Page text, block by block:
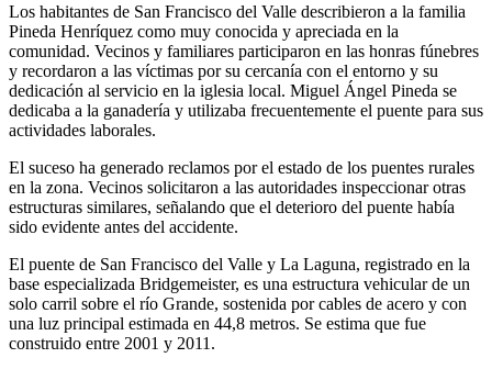
Los habitantes de San Francisco del Valle describieron a la familia
Pineda Henríquez como muy conocida y apreciada en la
comunidad. Vecinos y familiares participaron en las honras fúnebres
y recordaron a las víctimas por su cercanía con el entorno y su
dedicación al servicio en la iglesia local. Miguel Ángel Pineda se
dedicaba a la ganadería y utilizaba frecuentemente el puente para sus
actividades laborales.
El suceso ha generado reclamos por el estado de los puentes rurales
en la zona. Vecinos solicitaron a las autoridades inspeccionar otras
estructuras similares, señalando que el deterioro del puente había
sido evidente antes del accidente.
El puente de San Francisco del Valle y La Laguna, registrado en la
base especializada Bridgemeister, es una estructura vehicular de un
solo carril sobre el río Grande, sostenida por cables de acero y con
una luz principal estimada en 44,8 metros. Se estima que fue
construido entre 2001 y 2011.